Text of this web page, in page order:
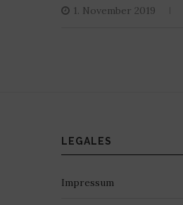
1. November 2019
LEGALES
Impressum